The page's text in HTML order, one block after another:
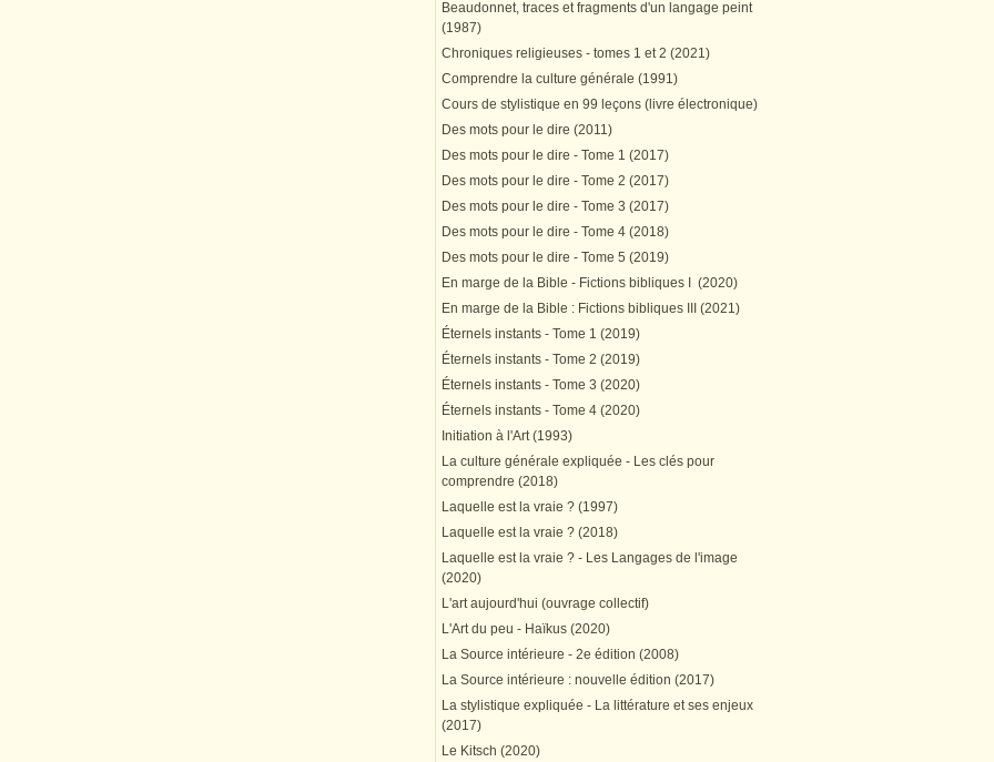
Beaudonnet, traces et fragments d'un langage peint
(1987)
Chroniques religieuses - tomes 1 et 2 (2021)
Comprendre la culture générale (1991)
Cours de stylistique en 99 leçons (livre électronique)
Des mots pour le dire (2011)
Des mots pour le dire - Tome 1 (2017)
Des mots pour le dire - Tome 2 (2017)
Des mots pour le dire - Tome 3 (2017)
Des mots pour le dire - Tome 4 (2018)
Des mots pour le dire - Tome 5 (2019)
En marge de la Bible - Fictions bibliques I (2020)
En marge de la Bible : Fictions bibliques III (2021)
Éternels instants - Tome 1 (2019)
Éternels instants - Tome 2 (2019)
Éternels instants - Tome 3 (2020)
Éternels instants - Tome 4 (2020)
Initiation à l'Art (1993)
La culture générale expliquée - Les clés pour
comprendre (2018)
Laquelle est la vraie ? (1997)
Laquelle est la vraie ? (2018)
Laquelle est la vraie ? - Les Langages de l'image
(2020)
L'art aujourd'hui (ouvrage collectif)
L'Art du peu - Haïkus (2020)
La Source intérieure - 2e édition (2008)
La Source intérieure : nouvelle édition (2017)
La stylistique expliquée - La littérature et ses enjeux
(2017)
Le Kitsch (2020)